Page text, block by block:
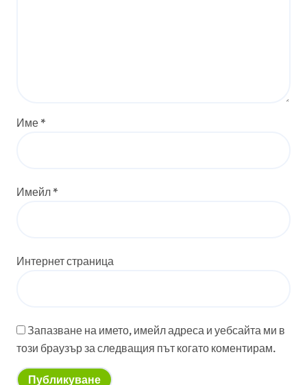
Име *
Имейл *
Интернет страница
Запазване на името, имейл адреса и уебсайта ми в
този браузър за следващия път когато коментирам.